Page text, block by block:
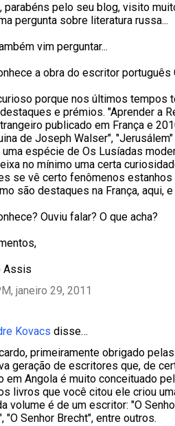
parabéns pelo seu blog, visito
pergunta sobre literatura russa...
vim perguntar...
a obra do escritor português
porque nos últimos tempos
e prémios. "Aprender a
publicado em França e
de Joseph Walser",
uma espécie de Os Lusíadas
no mínimo uma certa
se vê certo fenômenos
são destaques na França, aqui,
Ouviu falar? O que acha?
Assis
janeiro 29, 2011
Kovacs disse…
primeiramente obrigado
geração de escritores que, de
em Angola é muito conceituado
livros que você citou ele criou
volume é de um escritor: "O
"O Senhor Brecht", entre outros.